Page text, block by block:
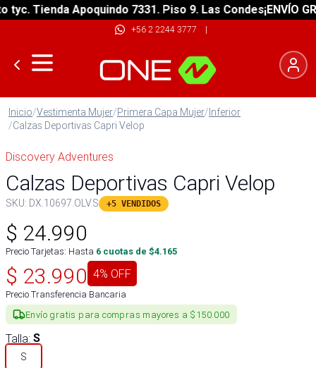
Tienda Apoquindo 7331. Piso 9. Las Condes¡ENVÍO
+56 2 2244 3777 |
Inicio/Vestimenta Mujer/Primera Capa Mujer/Inferior
/Calzas Deportivas Capri Velop
Discovery Adventures
Calzas Deportivas Capri Velop
SKU: DX.10697.OLV.S +5 VENDIDOS
$ 24.990
Precio Tarjetas: Hasta 6 cuotas de $4.165
$ 23.990 4% OFF
Precio Transferencia Bancaria
Envío gratis para compras mayores a $150.000
Talla: S
S